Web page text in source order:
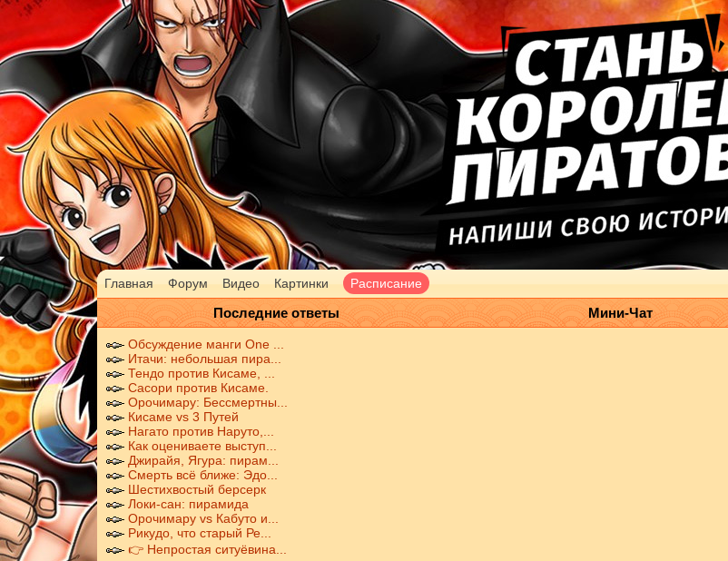
Главная Форум Видео Картинки Расписание
Последние ответы Мини-Чат
Обсуждение манги One ...
Итачи: небольшая пира...
Тендо против Кисаме, ...
Сасори против Кисаме.
Орочимару: Бессмертны...
Кисаме vs 3 Путей
Нагато против Наруто,...
Как оцениваете выступ...
Джирайя, Ягура: пирам...
Смерть всё ближе: Эдо...
Шестихвостый берсерк
Локи-сан: пирамида
Орочимару vs Кабуто и...
Рикудо, что старый Ре...
👉 Непростая ситуёвина...